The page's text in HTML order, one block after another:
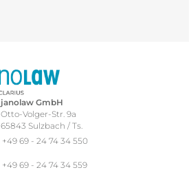
janolaw GmbH
Otto-Volger-Str. 9a
65843 Sulzbach / Ts.
+49 69 - 24 74 34 550
+49 69 - 24 74 34 559